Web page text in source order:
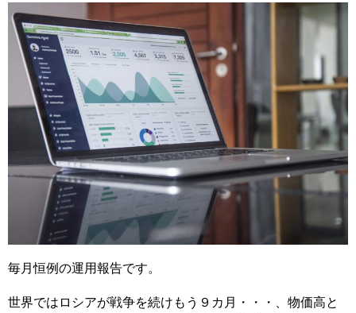
毎月恒例の運用報告です。
世界ではロシアが戦争を続けもう９カ月・・・、物価高と